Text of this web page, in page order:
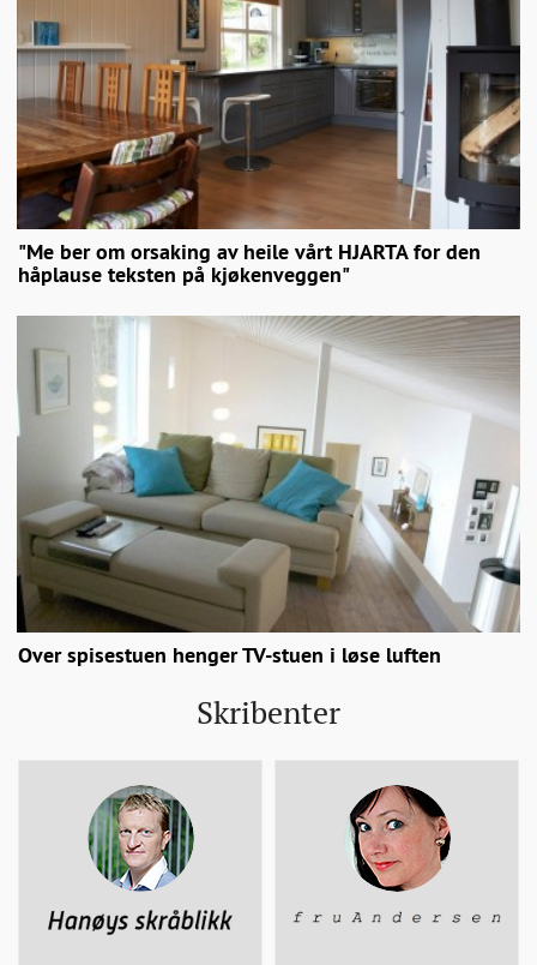
"Me ber om orsaking av heile vårt HJARTA for den
håplause teksten på kjøkenveggen"
Over spisestuen henger TV-stuen i løse luften
Skribenter